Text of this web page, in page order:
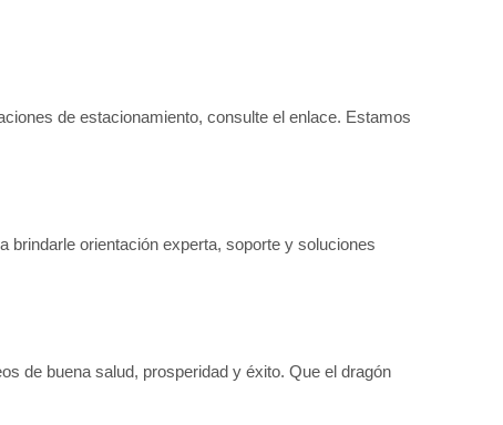
de estacionamiento, consulte el enlace. Estamos
brindarle orientación experta, soporte y soluciones
de buena salud, prosperidad y éxito. Que el dragón